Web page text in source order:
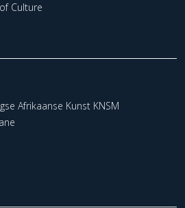
Culture
Afrikaanse Kunst KNSM